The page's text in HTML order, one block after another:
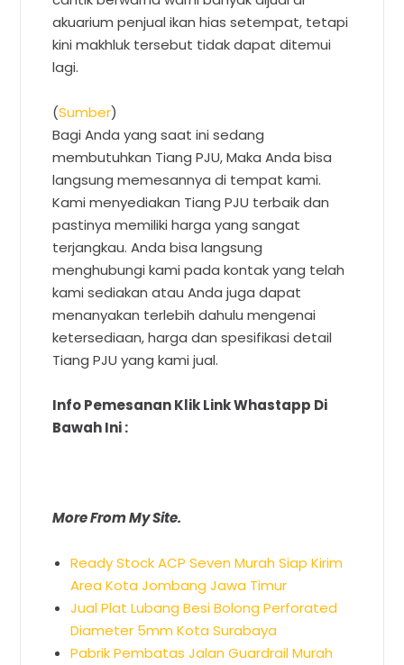
akuarium penjual ikan hias setempat, tetapi
kini makhluk tersebut tidak dapat ditemui
lagi.
(Sumber)
Bagi Anda yang saat ini sedang
membutuhkan Tiang PJU, Maka Anda bisa
langsung memesannya di tempat kami.
Kami menyediakan Tiang PJU terbaik dan
pastinya memiliki harga yang sangat
terjangkau. Anda bisa langsung
menghubungi kami pada kontak yang telah
kami sediakan atau Anda juga dapat
menanyakan terlebih dahulu mengenai
ketersediaan, harga dan spesifikasi detail
Tiang PJU yang kami jual.
Info Pemesanan Klik Link Whastapp Di
Bawah Ini :
More From My Site.
Ready Stock ACP Seven Murah Siap Kirim
Area Kota Jombang Jawa Timur
Jual Plat Lubang Besi Bolong Perforated
Diameter 5mm Kota Surabaya
Pabrik Pembatas Jalan Guardrail Murah